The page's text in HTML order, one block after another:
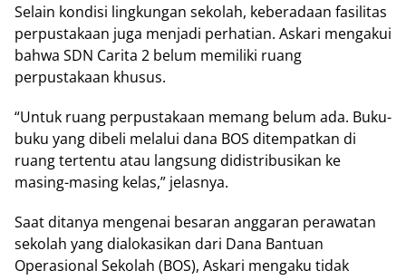
Selain kondisi lingkungan sekolah, keberadaan fasilitas
perpustakaan juga menjadi perhatian. Askari mengakui
bahwa SDN Carita 2 belum memiliki ruang
perpustakaan khusus.
“Untuk ruang perpustakaan memang belum ada. Buku-
buku yang dibeli melalui dana BOS ditempatkan di
ruang tertentu atau langsung didistribusikan ke
masing-masing kelas,” jelasnya.
Saat ditanya mengenai besaran anggaran perawatan
sekolah yang dialokasikan dari Dana Bantuan
Operasional Sekolah (BOS), Askari mengaku tidak